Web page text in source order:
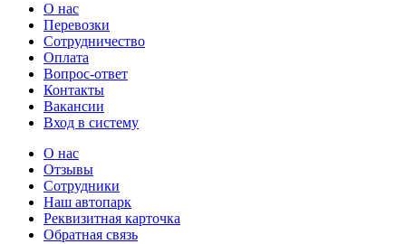
О нас
Перевозки
Сотрудничество
Оплата
Вопрос-ответ
Контакты
Вакансии
Вход в систему
О нас
Отзывы
Сотрудники
Наш автопарк
Реквизитная карточка
Обратная связь